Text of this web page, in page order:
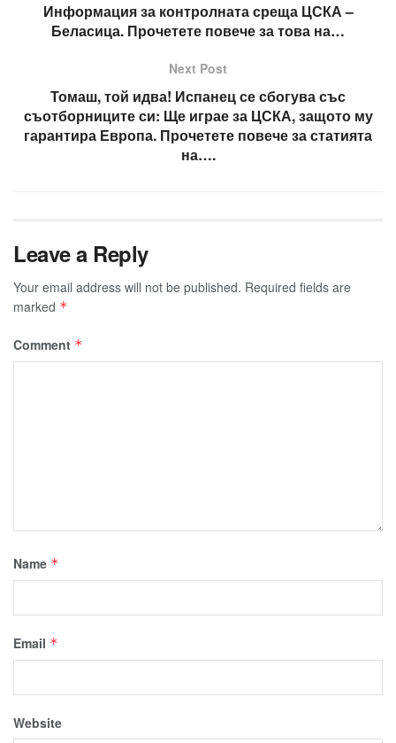
Информация за контролната среща ЦСКА –
Беласица. Прочетете повече за това на…
Next Post
Томаш, той идва! Испанец се сбогува със
съотборниците си: Ще играе за ЦСКА, защото му
гарантира Европа. Прочетете повече за статията
на….
Leave a Reply
Your email address will not be published. Required fields are
marked *
Comment *
Name *
Email *
Website